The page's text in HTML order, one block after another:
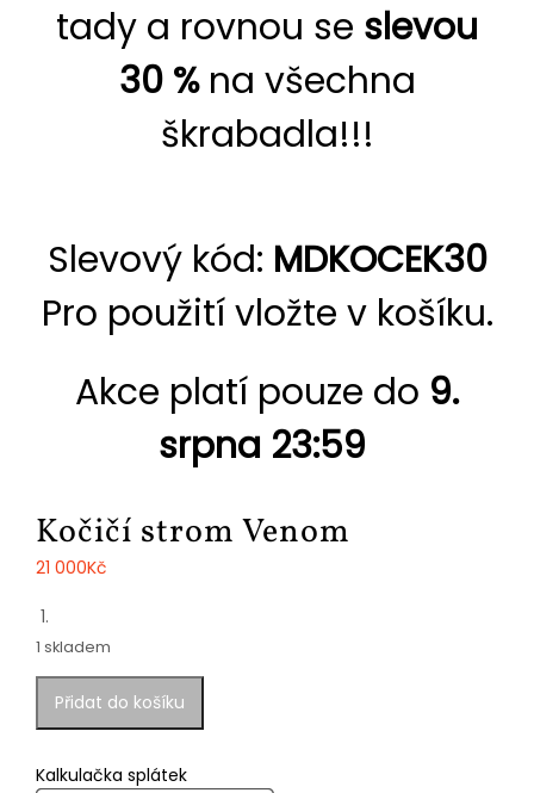
tady a rovnou se slevou
30 %na všechna
škrabadla!!!
Slevový kód: MDKOCEK30
Pro použití vložte v košíku.
Akce platí pouze do 9.
srpna 23:59
Kočičí strom Venom
21 000Kč
1 skladem
Kočičí
strom
Venom
Přidat do košíku
Kalkulačka splátek